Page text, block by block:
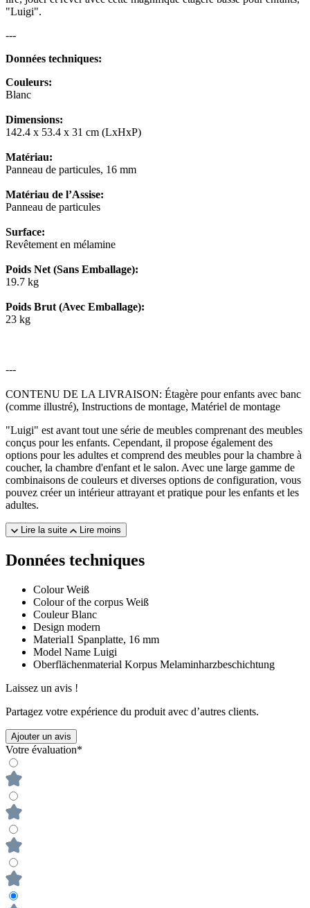
"Luigi".
---
Données techniques:
Couleurs:
Blanc
Dimensions:
142.4 x 53.4 x 31 cm (LxHxP)
Matériau:
Panneau de particules, 16 mm
Matériau de l’Assise:
Panneau de particules
Surface:
Revêtement en mélamine
Poids Net (Sans Emballage):
19.7 kg
Poids Brut (Avec Emballage):
23 kg
---
CONTENU DE LA LIVRAISON: Étagère pour enfants avec banc
(comme illustré), Instructions de montage, Matériel de montage
"Luigi" est avant tout une série de meubles comprenant des meubles
conçus pour les enfants. Cependant, il propose également des
options pour les adultes et comprend des meubles pour la chambre à
coucher, la chambre d'enfant et le salon. Avec une large gamme de
combinaisons de couleurs et diverses options de configuration, vous
pouvez créer un intérieur attrayant et pratique pour les enfants et les
adultes.
Lire la suite Lire moins
Données techniques
Colour Weiß
Colour of the corpus Weiß
Couleur Blanc
Design modern
Material1 Spanplatte, 16 mm
Model Name Luigi
Oberflächenmaterial Korpus Melaminharzbeschichtung
Laissez un avis !
Partagez votre expérience du produit avec d’autres clients.
Ajouter un avis
Votre évaluation*